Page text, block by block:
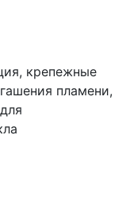
крепежные
пламени,